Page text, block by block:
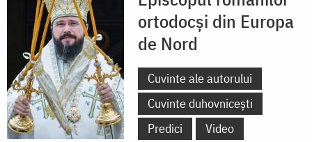
ortodocși din Europa
de Nord
Cuvinte ale autorului
Cuvinte duhovnicești
Predici
Video